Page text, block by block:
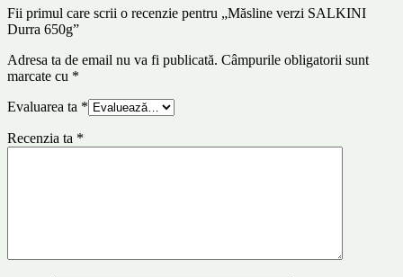
Fii primul care scrii o recenzie pentru „Măsline verzi SALKINI
Durra 650g”
Adresa ta de email nu va fi publicată. Câmpurile obligatorii sunt
marcate cu *
Evaluarea ta *
Recenzia ta *